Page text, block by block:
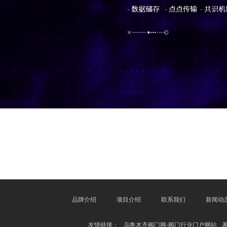
品牌介绍 项目介绍 联系我们 新闻动
友情链接： 乌鲁木齐阀门网-阀门行业门户网站